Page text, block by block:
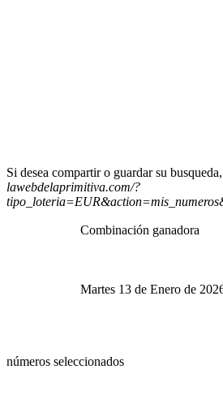
Si desea compartir o guardar su
lawebdelaprimitiva.com/?
Combinación ganadora
Martes 13 de Enero de
números seleccionados